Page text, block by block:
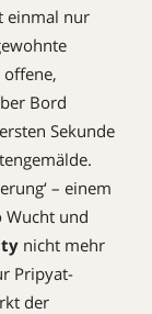
einmal nur
Bord
Sekunde
– einem
Wucht und
nicht mehr
­Pripyat-
der